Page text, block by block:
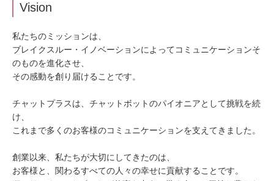
Vision
私たちのミッションは、
ブレイクスルー・イノベーションによってコミュニケーションそ
のものを進化させ、
その感動を創り届けることです。
チャットプラスは、チャットボットのパイオニアとして挑戦を続
け、
これまで多くのお客様のコミュニケーションを支えてきました。
創業以来、私たちが大切にしてきたのは、
お客様と、関わるすべての人々の幸せに貢献することです。